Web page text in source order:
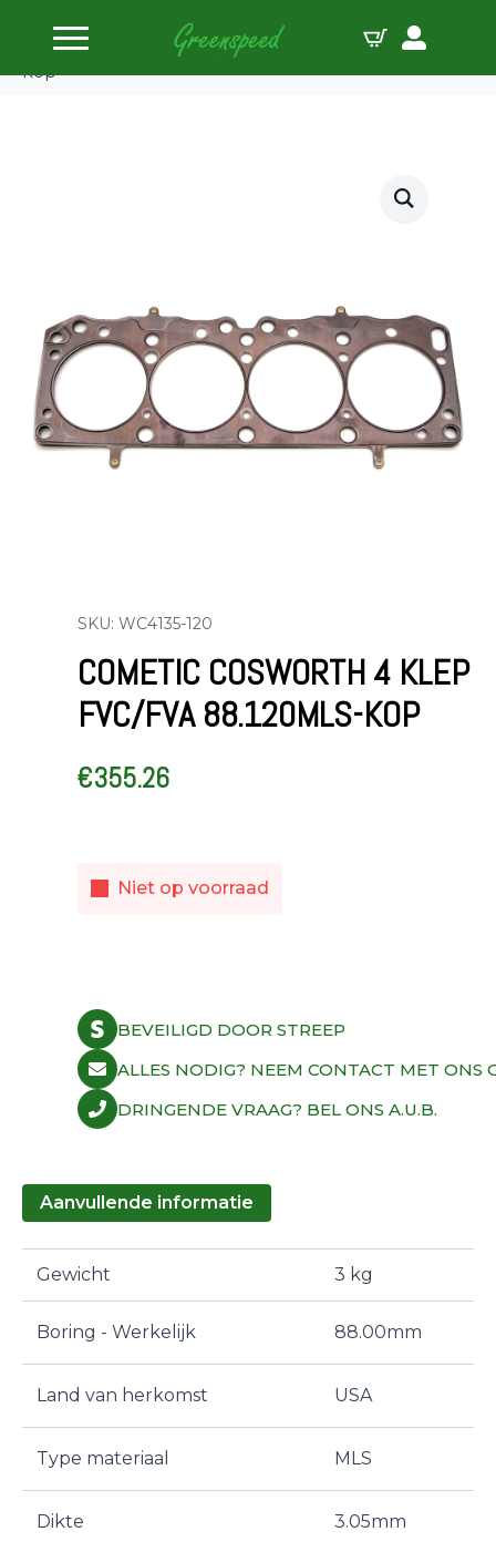
Home
Koppakkingen
Cometic COSWORTH 4 KLEP FVC/FVA 88.120MLS-
kop
SKU: WC4135-120
COMETIC COSWORTH 4 KLEP
FVC/FVA 88.120MLS-KOP
€355.26
Niet op voorraad
BEVEILIGD DOOR STREEP
ALLES NODIG? NEEM CONTACT MET ONS
DRINGENDE VRAAG? BEL ONS A.U.B.
Aanvullende informatie
Gewicht 3 kg
Boring - Werkelijk 88.00mm
Land van herkomst USA
Type materiaal MLS
Dikte 3.05mm